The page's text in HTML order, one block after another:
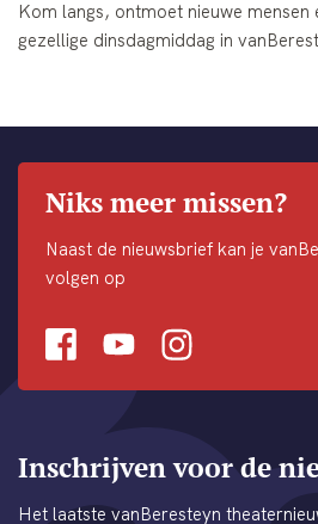
Kom langs, ontmoet nieuwe mensen
gezellige dinsdagmiddag in
Niks meer missen?
Naast de nieuwsbrief kan je
volgen op
FacebookYoutubeInstagram
Inschrijven voor de
Het laatste vanBeresteyn